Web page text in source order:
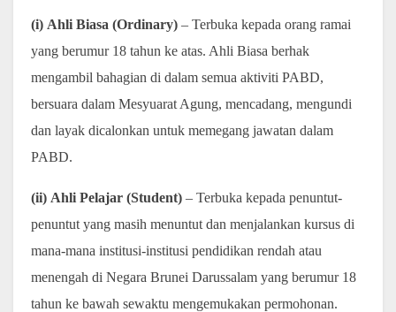
(i) Ahli Biasa (Ordinary) – Terbuka kepada orang ramai
yang berumur 18 tahun ke atas. Ahli Biasa berhak
mengambil bahagian di dalam semua aktiviti PABD,
bersuara dalam Mesyuarat Agung, mencadang, mengundi
dan layak dicalonkan untuk memegang jawatan dalam
PABD.
(ii) Ahli Pelajar (Student) – Terbuka kepada penuntut-
penuntut yang masih menuntut dan menjalankan kursus di
mana-mana institusi-institusi pendidikan rendah atau
menengah di Negara Brunei Darussalam yang berumur 18
tahun ke bawah sewaktu mengemukakan permohonan.